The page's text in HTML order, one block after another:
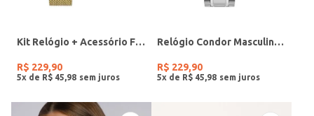
Kit Relógio + Acessório Feminino DOURADO
R$ 229,90
5x de R$ 45 98
Relógio Condor Masculino PRATA
R$ 229,90
5x de R$ 45 98